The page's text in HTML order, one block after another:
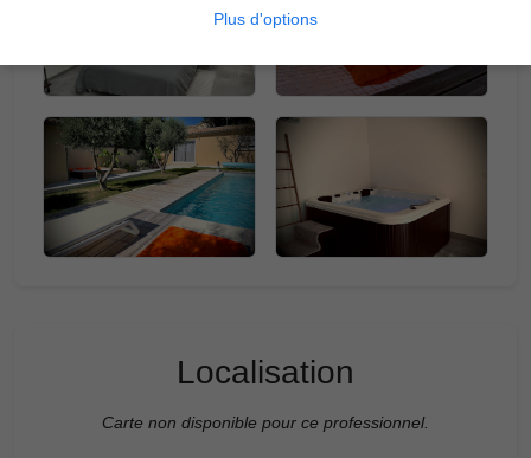
Localisation
Carte non disponible pour ce professionnel.
Plus d'options